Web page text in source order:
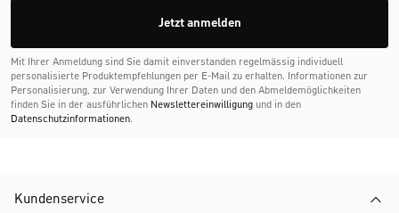
Jetzt anmelden
Mit Ihrer Anmeldung sind Sie damit einverstanden regelmässig individuell
personalisierte Produktempfehlungen per E-Mail zu erhalten. Informationen zur
Personalisierung, zur Verwendung Ihrer Daten und den Abmelde­möglichkeiten
finden Sie in der ausführlichen Newslettereinwilligung und in den
Datenschutzinformationen.
Kundenservice